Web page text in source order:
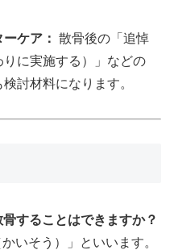
ケア： 散骨後の「追悼
に実施する）」などの
討材料になります。
することはできますか？
いそう）」といいます。